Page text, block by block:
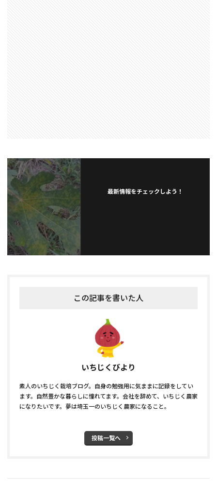
最新情報をチェックしよう！
この記事を書いた人
いちじくびより
素人のいちじく栽培ブログ。自身の勉強用に気ままに記録をしてい
ます。自然豊かな暮らしに憧れてます。会社を辞めて、いちじく農家
になりたいです。夢は埼玉一のいちじく農家になること。
投稿一覧へ